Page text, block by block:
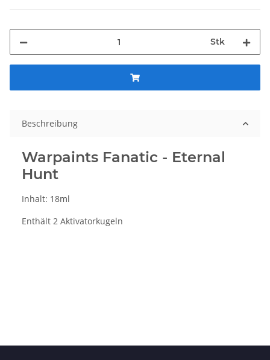
Stk
Beschreibung
Warpaints Fanatic - Eternal
Hunt
Inhalt: 18ml
Enthält 2 Aktivatorkugeln